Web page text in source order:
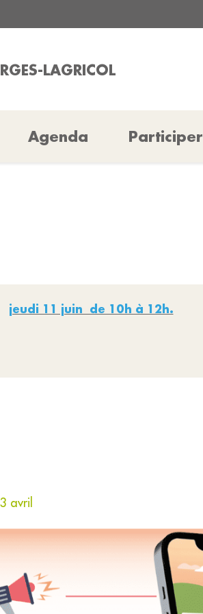
LAGRICOL
Agenda Participer
jeudi 11 juin de 10h à 12h.
avril